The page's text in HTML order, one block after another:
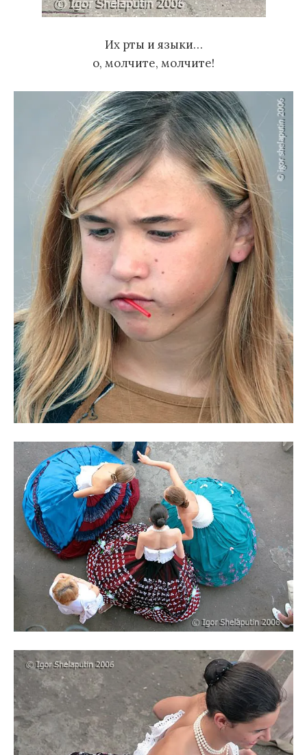
Их рты и языки…
о, молчите, молчите!